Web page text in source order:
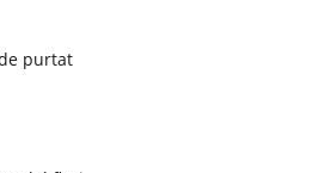
purtat